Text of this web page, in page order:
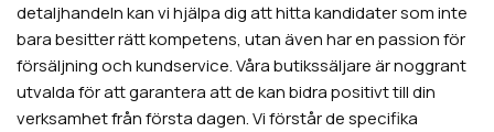
detaljhandeln kan vi hjälpa dig att hitta kandidater som inte
bara besitter rätt kompetens, utan även har en passion för
försäljning och kundservice. Våra butikssäljare är noggrant
utvalda för att garantera att de kan bidra positivt till din
verksamhet från första dagen. Vi förstår de specifika